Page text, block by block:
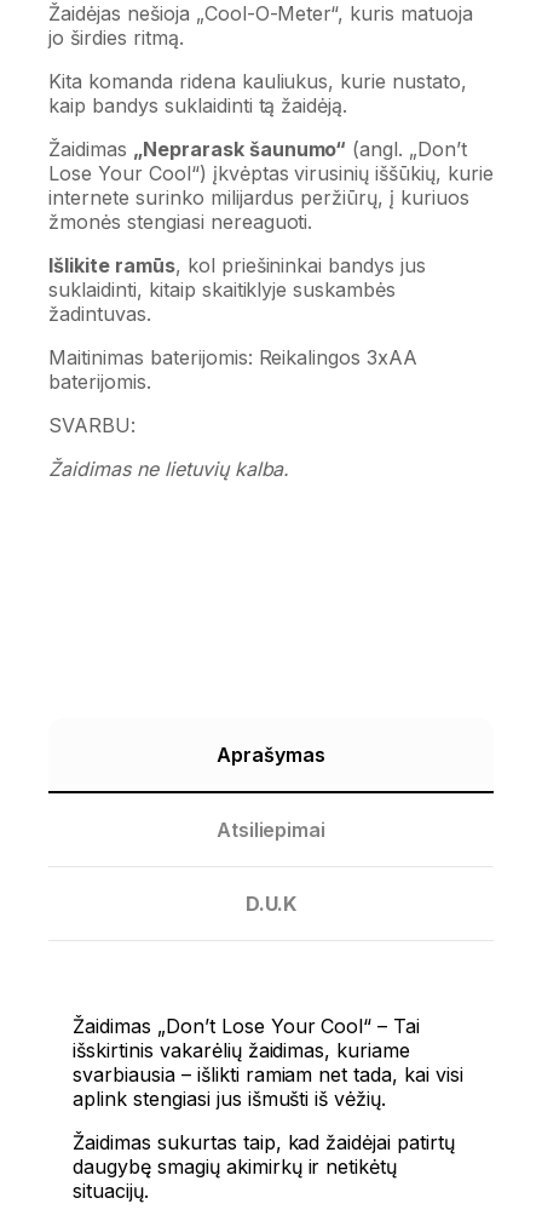
Žaidėjas nešioja „Cool-O-Meter“, kuris matuoja
jo širdies ritmą.
Kita komanda ridena kauliukus, kurie nustato,
kaip bandys suklaidinti tą žaidėją.
Žaidimas „Neprarask šaunumo“ (angl. „Don’t
Lose Your Cool“) įkvėptas virusinių iššūkių, kurie
internete surinko milijardus peržiūrų, į kuriuos
žmonės stengiasi nereaguoti.
Išlikite ramūs, kol priešininkai bandys jus
suklaidinti, kitaip skaitiklyje suskambės
žadintuvas.
Maitinimas baterijomis: Reikalingos 3xAA
baterijomis.
SVARBU:
Žaidimas ne lietuvių kalba.
Aprašymas
Atsiliepimai
D.U.K
Žaidimas „Don’t Lose Your Cool“ – Tai
išskirtinis vakarėlių žaidimas, kuriame
svarbiausia – išlikti ramiam net tada, kai visi
aplink stengiasi jus išmušti iš vėžių.
Žaidimas sukurtas taip, kad žaidėjai patirtų
daugybę smagių akimirkų ir netikėtų
situacijų.